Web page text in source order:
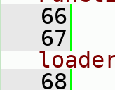
   66
   67
   68